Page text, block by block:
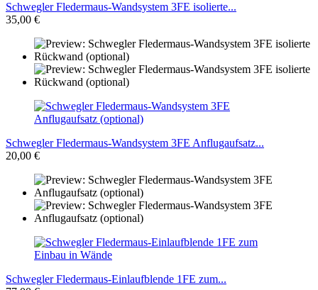
Schwegler Fledermaus-Wandsystem 3FE isolierte...
35,00 €
Schwegler Fledermaus-Wandsystem 3FE Anflugaufsatz...
20,00 €
Schwegler Fledermaus-Einlaufblende 1FE zum...